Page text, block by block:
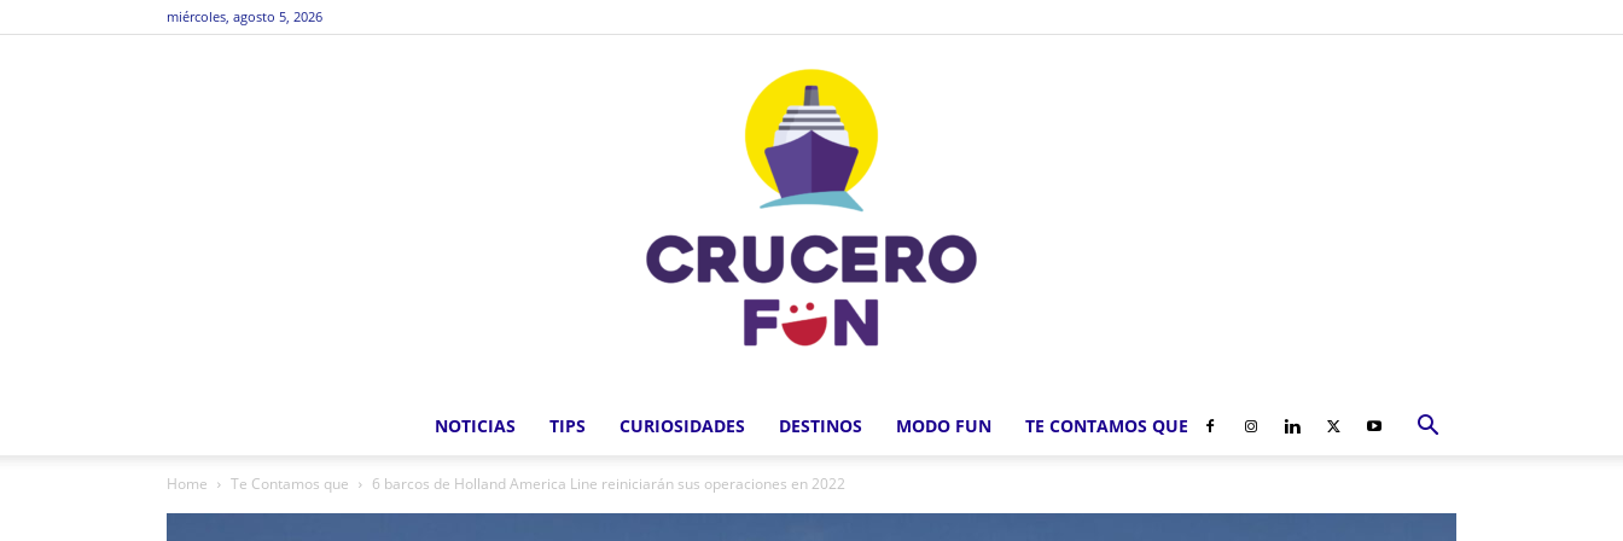
miércoles, agosto 5, 2026
Crucero
NOTICIAS TIPS CURIOSIDADES DESTINOS MODO FUN TE CONTAMOS QUE
Home Te Contamos que 6 barcos de Holland America Line reiniciarán sus operaciones en 2022